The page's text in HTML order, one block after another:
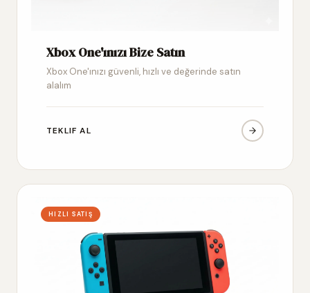
Xbox One'ınızı Bize Satın
Xbox One'ınızı güvenli, hızlı ve değerinde satın
alalım
TEKLIF AL
HIZLI SATIŞ